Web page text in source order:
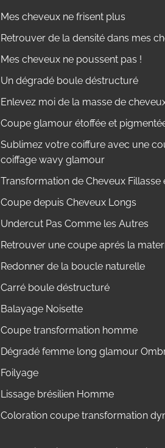
Mes cheveux ne frisent plus
Retrouver de la densité dans mes
Mes cheveux ne poussent pas !
Un dégradé boule déstructuré
Enlevez moi de la masse de
Coupe glamour étoffée et
Sublimez votre coiffure avec une
coiffage wavy glamour
Transformation de Cheveux Fillasse
Coupe depuis Cheveux Longs
Undercut Pas Comme les Autres
Retrouver une coupe aprés la
Redonner de la boucle naturelle
Carré boule déstructuré
Balayage Noisette
Coupe transformation homme
Dégradé femme long glamour
Foilyage
Lissage brésilien Homme
Coloration coupe transformation